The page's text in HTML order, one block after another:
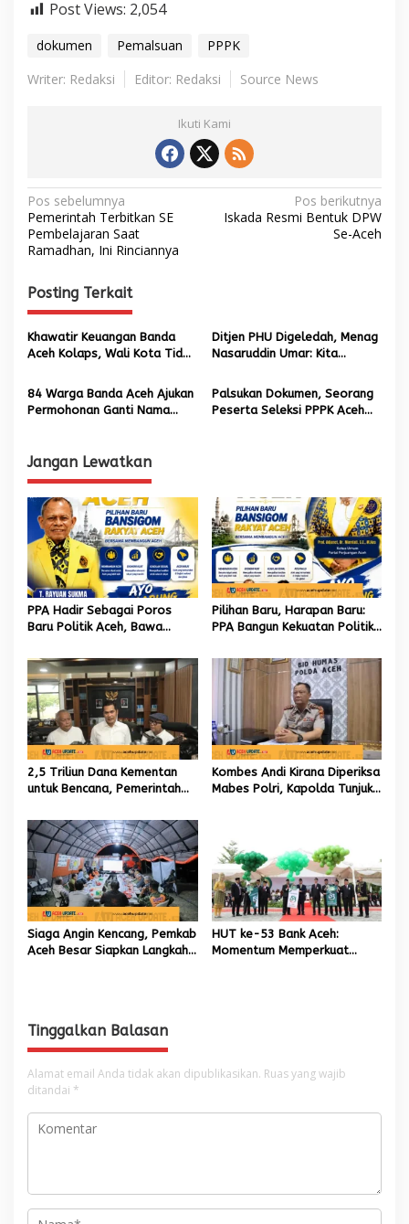
Post Views: 2,054
dokumen Pemalsuan
PPPK
Writer: Redaksi
Editor: Redaksi Source News
Ikuti Kami
N
a
v
i
g
a
s
i
p
s
Pos sebelumnya
Pemerintah Terbitkan SE
Pembelajaran Saat
Ramadhan, Ini Rinciannya
Pos berikutnya
Iskada Resmi Bentuk DPW
Se-Aceh
Posting Terkait
Khawatir Keuangan Banda
Aceh Kolaps, Wali Kota Tidak
Ditjen PHU Digeledah, Menag
Nasaruddin Umar: Kita
84 Warga Banda Aceh Ajukan
Permohonan Ganti Nama
Palsukan Dokumen, Seorang
Peserta Seleksi PPPK Aceh
Jangan Lewatkan
PPA Hadir Sebagai Poros
Baru Politik Aceh, Bawa
Internasional untuk Kemajuan
Daerah
Pilihan Baru, Harapan Baru:
PPA Bangun Kekuatan Politik
2,5 Triliun Dana Kementan
untuk Bencana, Pemerintah
Kombes Andi Kirana Diperiksa
Mabes Polri, Kapolda Tunjuk
Aceh
Siaga Angin Kencang, Pemkab
Aceh Besar Siapkan Langkah
HUT ke-53 Bank Aceh:
Momentum Memperkuat
Tinggalkan Balasan
Alamat email Anda tidak akan dipublikasikan. Ruas yang wajib
ditandai *